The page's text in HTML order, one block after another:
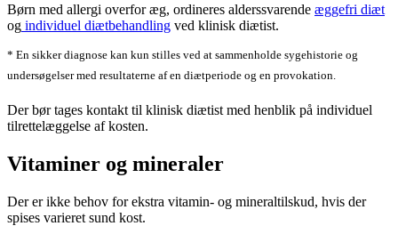
Børn med allergi overfor æg, ordineres alderssvarende æggefri diæt
og individuel diætbehandling ved klinisk diætist.
* En sikker diagnose kan kun stilles ved at sammenholde sygehistorie og
undersøgelser med resultaterne af en diætperiode og en provokation.
Der bør tages kontakt til klinisk diætist med henblik på individuel
tilrettelæggelse af kosten.
Vitaminer og mineraler
Der er ikke behov for ekstra vitamin- og mineraltilskud, hvis der
spises varieret sund kost.